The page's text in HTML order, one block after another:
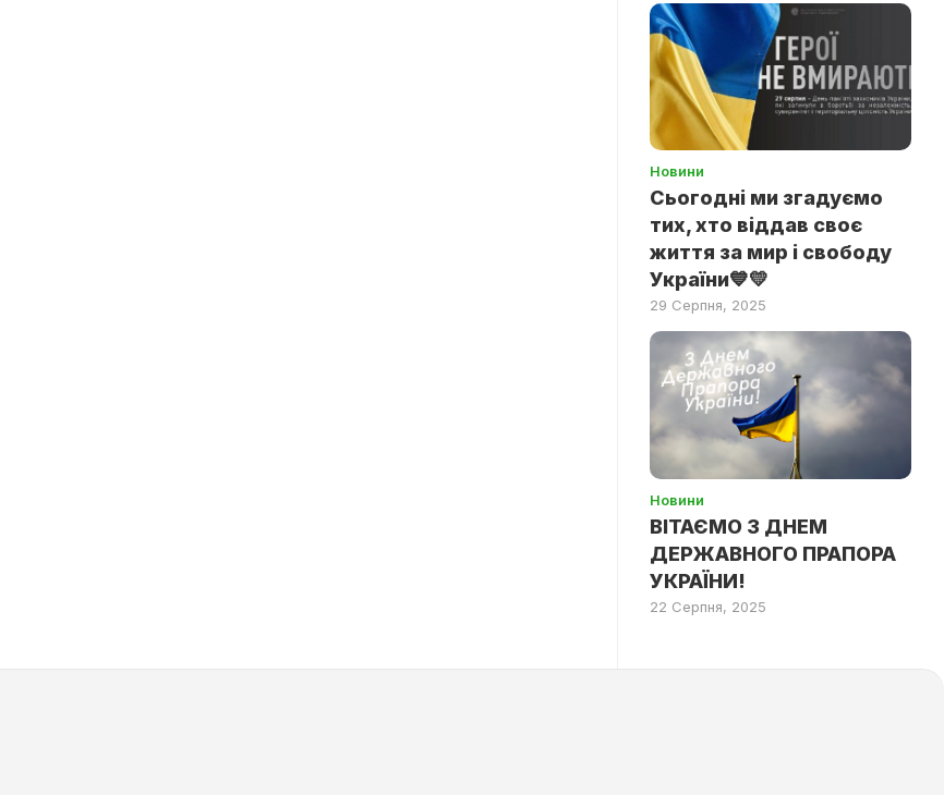
Новини
Сьогодні ми згадуємо
тих, хто віддав своє
життя за мир і свободу
України💙💛
29 Серпня, 2025
Новини
ВІТАЄМО З ДНЕМ
ДЕРЖАВНОГО ПРАПОРА
УКРАЇНИ!
22 Серпня, 2025